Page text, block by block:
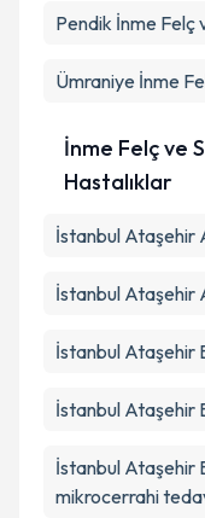
Pendik İnme Felç
Ümraniye İnme
İnme Felç ve
Hastalıklar
İstanbul Ataşehir
İstanbul Ataşehir
İstanbul Ataşehir
İstanbul Ataşehir
İstanbul Ataşehir
mikrocerrahi